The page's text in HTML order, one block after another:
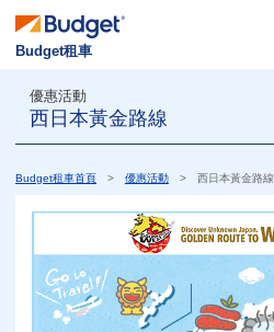
Budget租車
優惠活動
西日本黃金路線
Budget租車首頁 優惠活動 西日本黃金路線